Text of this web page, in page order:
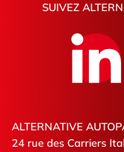
SUIVEZ
ALTERNATIVE
24 rue des Carriers